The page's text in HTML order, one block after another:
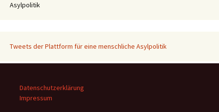
Asylpolitik
Tweets der Plattform für eine menschliche Asylpolitik
Datenschutzerklärung
Impressum